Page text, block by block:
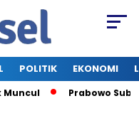
POLITIK EKONOMI
Prabowo